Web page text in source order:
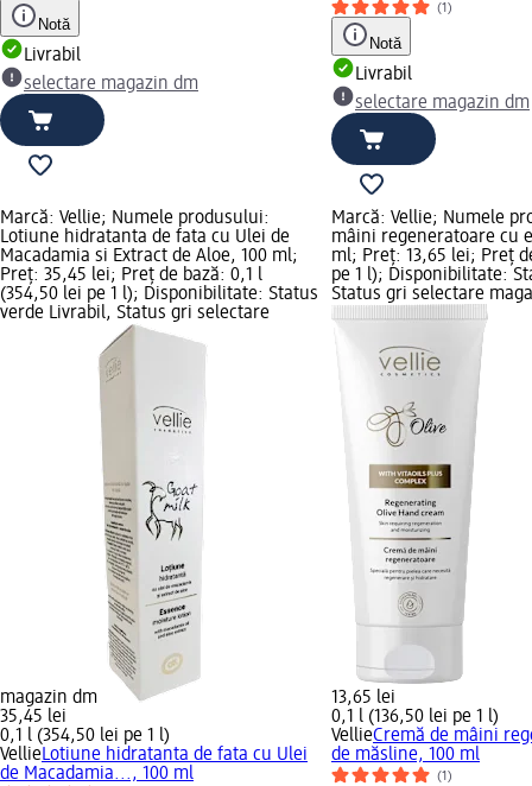
Notă
Livrabil
selectare magazin dm
(1)
Notă
Livrabil
selectare magazin dm
Marcă: Vellie; Numele produsului:
Lotiune hidratanta de fata cu Ulei de
Macadamia si Extract de Aloe, 100 ml;
Preț: 35,45 lei; Preț de bază: 0,1 l
(354,50 lei pe 1 l); Disponibilitate: Status
verde Livrabil, Status gri selectare
magazin dm
35,45 lei
0,1 l (354,50 lei pe 1 l)
VellieLotiune hidratanta de fata cu Ulei
de Macadamia..., 100 ml
Marcă: Vellie; Numele
mâini regeneratoare cu
ml; Preț: 13,65 lei; Preț
pe 1 l); Disponibilitate:
Status gri selectare
13,65 lei
0,1 l (136,50 lei pe 1 l)
VellieCremă de mâini
de măsline, 100 ml
(1)